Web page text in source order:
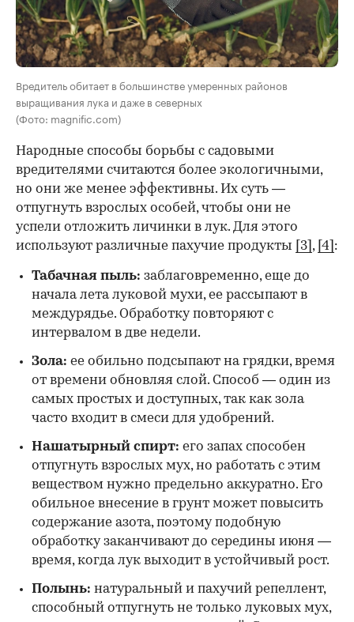
Вредитель обитает в большинстве умеренных районов
выращивания лука и даже в северных
(Фото: magnific.com)
Народные способы борьбы с садовыми
вредителями считаются более экологичными,
но они же менее эффективны. Их суть —
отпугнуть взрослых особей, чтобы они не
успели отложить личинки в лук. Для этого
используют различные пахучие продукты
[3] , [4] :
Табачная пыль: заблаговременно, еще до
начала лета луковой мухи, ее рассыпают в
междурядье. Обработку повторяют с
интервалом в две недели.
Зола: ее обильно подсыпают на грядки, время
от времени обновляя слой. Способ — один из
самых простых и доступных, так как зола
часто входит в смеси для удобрений.
Нашатырный спирт: его запах способен
отпугнуть взрослых мух, но работать с этим
веществом нужно предельно аккуратно. Его
обильное внесение в грунт может повысить
содержание азота, поэтому подобную
обработку заканчивают до середины июня —
время, когда лук выходит в устойчивый рост.
Полынь: натуральный и пахучий репеллент,
способный отпугнуть не только луковых мух,